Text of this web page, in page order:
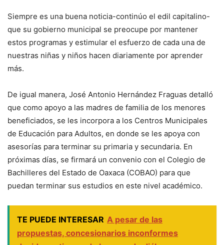
Siempre es una buena noticia-continúo el edil capitalino-
que su gobierno municipal se preocupe por mantener
estos programas y estimular el esfuerzo de cada una de
nuestras niñas y niños hacen diariamente por aprender
más.
De igual manera, José Antonio Hernández Fraguas detalló
que como apoyo a las madres de familia de los menores
beneficiados, se les incorpora a los Centros Municipales
de Educación para Adultos, en donde se les apoya con
asesorías para terminar su primaria y secundaria. En
próximas días, se firmará un convenio con el Colegio de
Bachilleres del Estado de Oaxaca (COBAO) para que
puedan terminar sus estudios en este nivel académico.
TE PUEDE INTERESAR A pesar de las
propuestas, concesionarios inconformes